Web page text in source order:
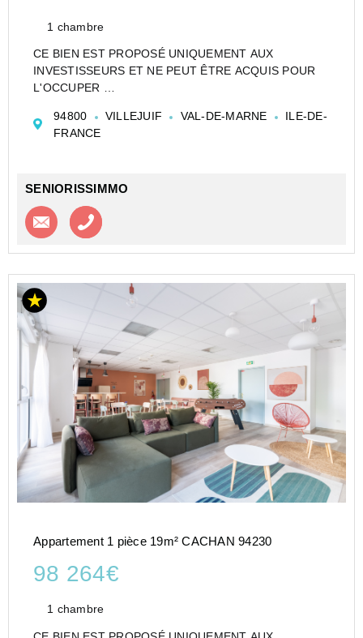
1 chambre
CE BIEN EST PROPOSÉ UNIQUEMENT AUX
INVESTISSEURS ET NE PEUT ÊTRE ACQUIS POUR
L'OCCUPER
ETUDIANTE DE TYPE STUDIO DE 17 M² À VILLEJUIF
- PARIS HÉLOÏSE - SERGIC RESIDENCES SERVICES
94800 VILLEJUIF VAL-DE-MARNE
ILE-DE-
FRANCE
SENIORISSIMMO
Contacter l'agence
Appartement 1 pièce 19m² CACHAN 94230
98 264€
1 chambre